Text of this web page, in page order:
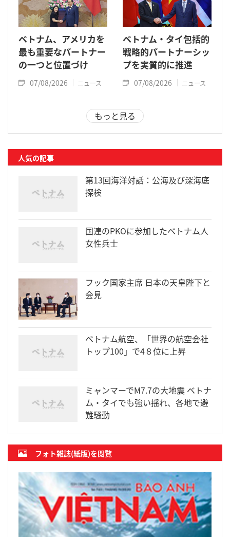
ベトナム、アメリカを
最も重要なパートナー
の一つと位置づけ
07/08/2026 ニュース
ベトナム・タイ包括的
戦略的パートナーシッ
プを実質的に推進
07/08/2026 ニュース
もっと見る
人気の記事
第13回海洋対話：公海及び深海底
探検
国連のPKOに参加したベトナム人
女性兵士
フック国家主席 日本の天皇陛下と
会見
ベトナム航空、「世界の航空会社
トップ100」で4８位に上昇
ミャンマーでM7.7の大地震 ベトナ
ム・タイでも強い揺れ、各地で避
難騒動
フォト雑誌(紙版)を閲覧